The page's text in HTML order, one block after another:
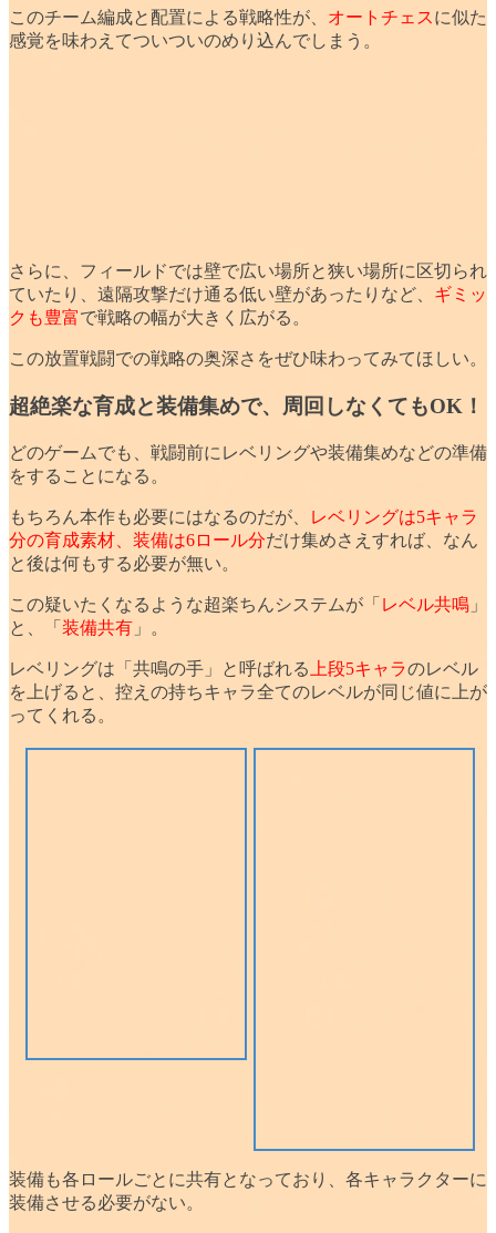
このチーム編成と配置による戦略性が、 オートチェスに似た
感覚を味わえてついついのめり込んでしまう。
さらに、フィールドでは壁で広い場所と狭い場所に区切られ
ていたり、遠隔攻撃だけ通る低い壁があったりなど、 ギミッ
クも豊富で戦略の幅が大きく広がる。
この放置戦闘での戦略の奥深さをぜひ味わってみてほしい。
超絶楽な育成と装備集めで、周回しなくてもOK！
どのゲームでも、戦闘前にレベリングや装備集めなどの準備
をすることになる。
もちろん本作も必要にはなるのだが、
レベリングは5キャラ
分の育成素材、装備は6ロール分だけ集めさえすれば、なん
と後は何もする必要が無い。
この疑いたくなるような超楽ちんシステムが「 レベル共鳴 」
と、「 装備共有 」。
レベリングは「共鳴の手」と呼ばれる 上段5キャラのレベル
を上げると、控えの持ちキャラ全てのレベルが同じ値に上が
ってくれる。
装備も各ロールごとに共有となっており、各キャラクターに
装備させる必要がない。